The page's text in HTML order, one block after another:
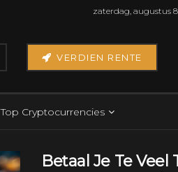
zaterdag, augustus
VERDIEN RENTE
Top Cryptocurrencies
Betaal Je Te